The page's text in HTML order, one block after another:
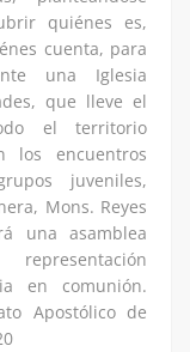
quiénes es,
cuenta, para
una Iglesia
que lleve el
el territorio
los encuentros
juveniles,
Mons. Reyes
una asamblea
en comunión.
Apostólico de